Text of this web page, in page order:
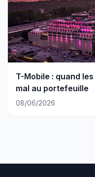
T-Mobile : quand
mal au portefeuille
08/06/2026